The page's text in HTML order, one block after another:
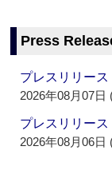
Press
プレスリリー
2026年08月07日
プレスリリー
2026年08月06日